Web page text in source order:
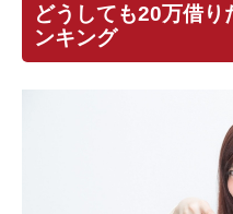
どうしても20万借り
ンキング